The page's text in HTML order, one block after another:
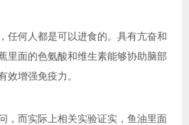
任何人都是可以进食的。具有亢奋和
里面的色氨酸和维生素能够协助脑部
效增强免疫力。
，而实际上相关实验证实，鱼油里面